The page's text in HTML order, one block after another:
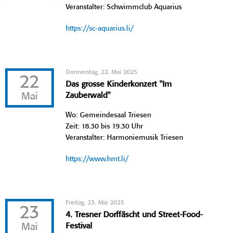
Veranstalter: Schwimmclub Aquarius
https://sc-aquarius.li/
22
Mai
Donnerstag, 22. Mai 2025
Das grosse Kinderkonzert "Im
Zauberwald"
Wo: Gemeindesaal Triesen
Zeit: 18.30 bis 19.30 Uhr
Veranstalter: Harmoniemusik Triesen
https://www.hmt.li/
23
Mai
Freitag, 23. Mai 2025
4. Tresner Dorffäscht und Street-Food-
Festival